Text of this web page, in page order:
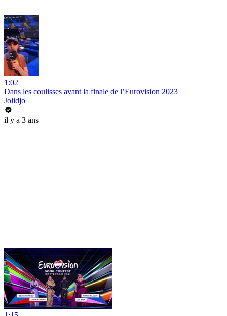
1:02
Dans les coulisses avant la finale de l’Eurovision 2023
Jolidjo
il y a 3 ans